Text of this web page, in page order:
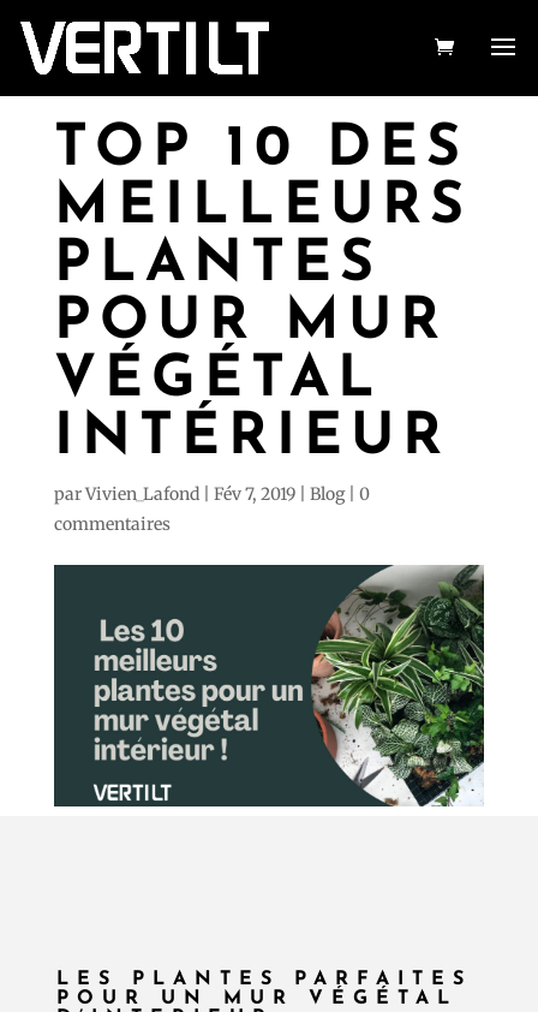
TOP 10 DES
MEILLEURS
PLANTES
POUR MUR
VÉGÉTAL
INTÉRIEUR
parVivien_Lafond| Fév 7, 2019| Blog| 0
commentaires
LES PLANTES PARFAITES
POUR UN MUR VÉGÉTAL